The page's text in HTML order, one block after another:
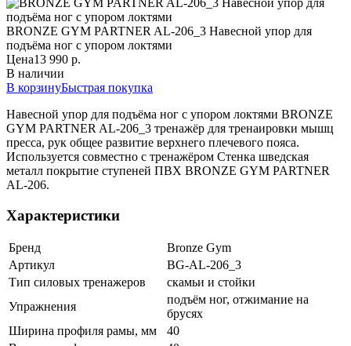
BRONZE GYM PARTNER AL-206_3 Навесной упор для
подъёма ног с упором локтями
Цена13 990 р.
В наличии
В корзинуБыстрая покупка
Навесной упор для подъёма ног с упором локтями BRONZE
GYM PARTNER AL-206_3 тренажёр для тренаировки мышц
пресса, рук общее развитие верхнего плечевого пояса.
Используется совместно с тренажёром Стенка шведская
металл покрытие ступеней ПВХ BRONZE GYM PARTNER
AL-206.
Характеристики
Бренд
Bronze Gym
Артикул
BG-AL-206_3
Тип силовых тренажеров
скамьи и стойки
Упражнения
подъём ног, отжимание на
брусях
Ширина профиля рамы, мм
40